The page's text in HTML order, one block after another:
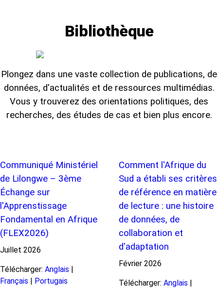
Bibliothèque
Plongez dans une vaste collection de publications, de
données, d'actualités et de ressources multimédias.
Vous y trouverez des orientations politiques, des
recherches, des études de cas et bien plus encore.
Communiqué Ministériel
de Lilongwe – 3ème
Échange sur
l'Apprenstissage
Fondamental en Afrique
(FLEX2026)
Juillet 2026
Télécharger: Anglais |
Français | Portugais
Comment l'Afrique du
Sud a établi ses critères
de référence en matière
de lecture : une histoire
de données, de
collaboration et
d'adaptation
Février 2026
Télécharger: Anglais |